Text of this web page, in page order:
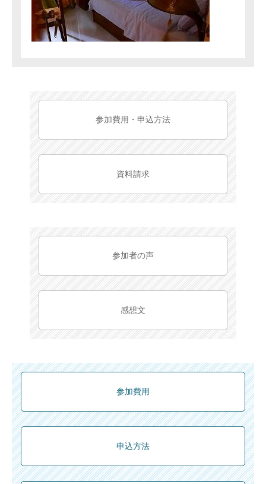
参加費用・申込方法
資料請求
参加者の声
感想文
参加費用
申込方法